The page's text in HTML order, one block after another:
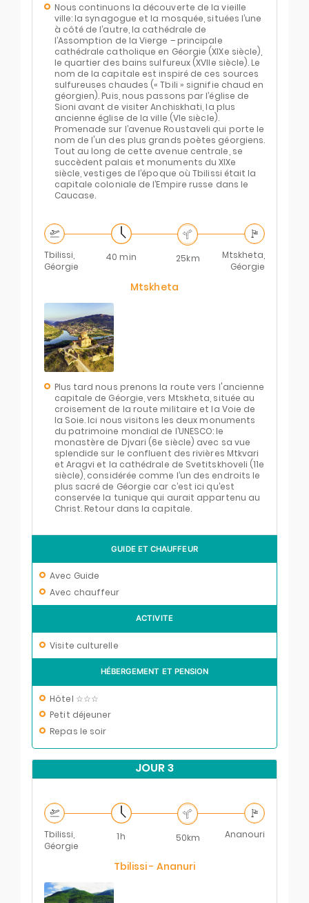
Nous continuons la découverte de la vieille
ville: la synagogue et la mosquée, situées l’une
à côté de l’autre, la cathédrale de
l’Assomption de la Vierge – principale
cathédrale catholique en Géorgie (XIXe siècle),
le quartier des bains sulfureux (XVIIe siècle). Le
nom de la capitale est inspiré de ces sources
sulfureuses chaudes (« Tbili » signifie chaud en
géorgien). Puis, nous passons par l’église de
Sioni avant de visiter Anchiskhati, la plus
ancienne église de la ville (VIe siècle).
Promenade sur l’avenue Roustaveli qui porte le
nom de l'un des plus grands poètes géorgiens.
Tout au long de cette avenue centrale, se
succèdent palais et monuments du XIXe
siècle, vestiges de l’époque où Tbilissi était la
capitale coloniale de l’Empire russe dans le
Caucase.
40 min 25km
Tbilissi,
Géorgie
Mtskheta,
Géorgie
Mtskheta
Plus tard nous prenons la route vers l'ancienne
capitale de Géorgie, vers Mtskheta, située au
croisement de la route militaire et la Voie de
la Soie. Ici nous visitons les deux monuments
du patrimoine mondial de l’UNESCO: le
monastère de Djvari (6e siècle) avec sa vue
splendide sur le confluent des rivières Mtkvari
et Aragvi et la cathédrale de Svetitskhoveli (11e
siècle), considérée comme l’un des endroits le
plus sacré de Géorgie car c’est ici qu’est
conservée la tunique qui aurait appartenu au
Christ. Retour dans la capitale.
GUIDE ET CHAUFFEUR
Avec Guide
Avec chauffeur
ACTIVITE
Visite culturelle
HÉBERGEMENT ET PENSION
Hôtel ☆☆☆
Petit déjeuner
Repas le soir
JOUR 3
1h 50km
Tbilissi,
Géorgie
Ananouri
Tbilissi - Ananuri